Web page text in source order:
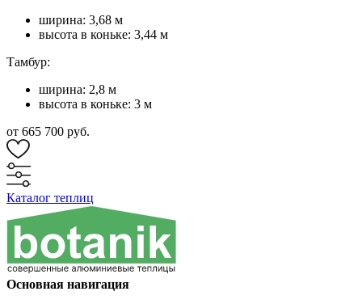
ширина: 3,68 м
высота в коньке: 3,44 м
Тамбур:
ширина: 2,8 м
высота в коньке: 3 м
от 665 700 руб.
Каталог теплиц
Основная навигация